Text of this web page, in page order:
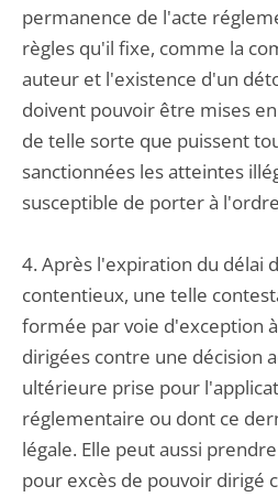
permanence de l'acte
règles qu'il fixe, comme la
auteur et l'existence d'un
doivent pouvoir être mises
de telle sorte que puissent
sanctionnées les atteintes
susceptible de porter à
4. Après l'expiration du délai
contentieux, une telle
formée par voie d'exception
dirigées contre une décision
ultérieure prise pour
réglementaire ou dont ce
légale. Elle peut aussi
pour excès de pouvoir dirigé